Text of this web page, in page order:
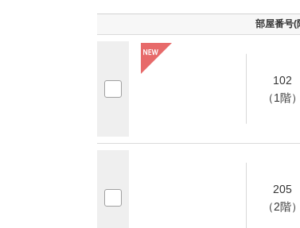
部屋番号(
102
（1階）
205
（2階）